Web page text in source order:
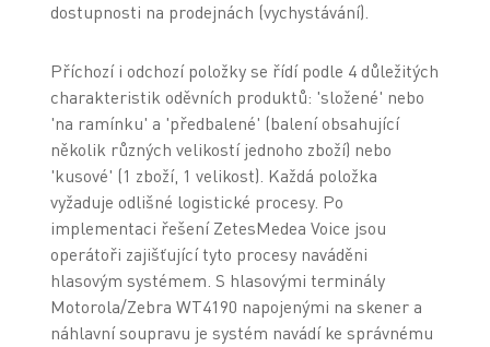
dostupnosti na prodejnách (vychystávání).
Příchozí i odchozí položky se řídí podle 4 důležitých
charakteristik oděvních produktů: 'složené' nebo
'na ramínku' a 'předbalené' (balení obsahující
několik různých velikostí jednoho zboží) nebo
'kusové' (1 zboží, 1 velikost). Každá položka
vyžaduje odlišné logistické procesy. Po
implementaci řešení ZetesMedea Voice jsou
operátoři zajišťující tyto procesy naváděni
hlasovým systémem. S hlasovými terminály
Motorola/Zebra WT4190 napojenými na skener a
náhlavní soupravu je systém navádí ke správnému